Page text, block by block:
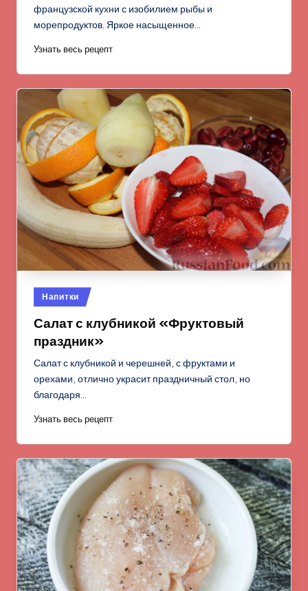
французской кухни с изобилием рыбы и
морепродуктов. Яркое насыщенное…
Узнать весь рецепт
Опубликовано
в
Напитки
Салат с клубникой «Фруктовый
праздник»
Салат с клубникой и черешней, с фруктами и
орехами, отлично украсит праздничный стол, но
благодаря…
Узнать весь рецепт